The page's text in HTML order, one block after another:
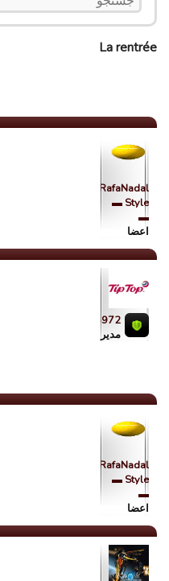
La rentrée
RafaNadal
Style ▬
▬
اعضا
tiptop972
مدیر
RafaNadal
Style ▬
▬
اعضا